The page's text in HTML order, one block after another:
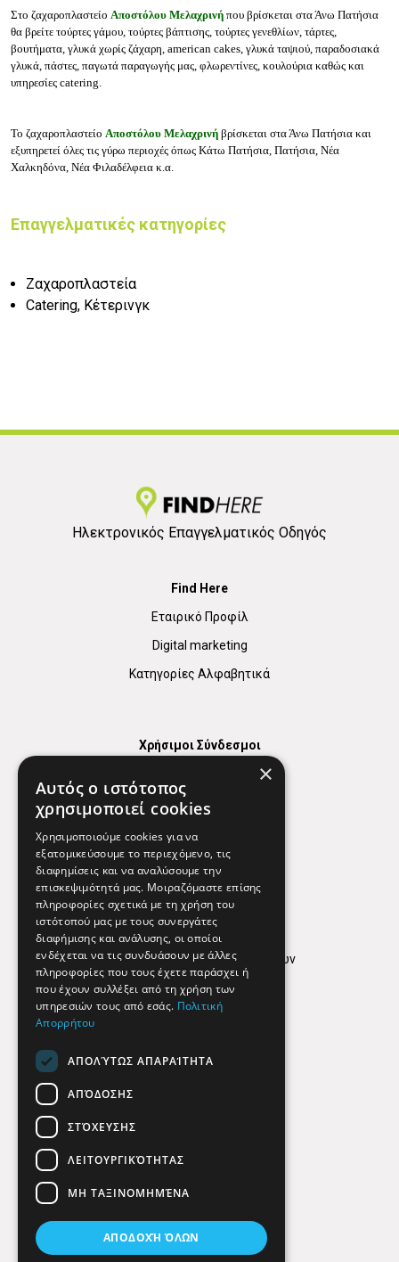
Στο ζαχαροπλαστείο Αποστόλου Μελαχρινή που βρίσκεται στα Άνω Πατήσια
θα βρείτε τούρτες γάμου, τούρτες βάπτισης, τούρτες γενεθλίων, τάρτες,
βουτήματα, γλυκά χωρίς ζάχαρη, american cakes, γλυκά ταψιού, παραδοσιακά
γλυκά, πάστες, παγωτά παραγωγής μας, φλωρεντίνες, κουλούρια καθώς και
υπηρεσίες catering.
Το ζαχαροπλαστείο Αποστόλου Μελαχρινή βρίσκεται στα Άνω Πατήσια και
εξυπηρετεί όλες τις γύρω περιοχές όπως Κάτω Πατήσια, Πατήσια, Νέα
Χαλκηδόνα, Νέα Φιλαδέλφεια κ.α.
Επαγγελματικές κατηγορίες
Ζαχαροπλαστεία
Catering, Κέτερινγκ
Ηλεκτρονικός Επαγγελματικός Οδηγός
Find Here
Εταιρικό Προφίλ
Digital marketing
Κατηγορίες Αλφαβητικά
Χρήσιμοι Σύνδεσμοι
Χρήσιμα Τηλέφωνα
Εφημερεύοντα Φαρμακεία
Απόρρητο
Όροι Χρήσης
Πολιτική προστασίας δεδομένων
Findhere
Social Media
×
Αυτός ο ιστότοπος
χρησιμοποιεί cookies
Χρησιμοποιούμε cookies για να
εξατομικεύσουμε το περιεχόμενο, τις
διαφημίσεις και να αναλύσουμε την
επισκεψιμότητά μας. Μοιραζόμαστε επίσης
πληροφορίες σχετικά με τη χρήση του
ιστότοπού μας με τους συνεργάτες
διαφήμισης και ανάλυσης, οι οποίοι
ενδέχεται να τις συνδυάσουν με άλλες
πληροφορίες που τους έχετε παράσχει ή
που έχουν συλλέξει από τη χρήση των
υπηρεσιών τους από εσάς. Πολιτική
Απορρήτου
ΑΠΟΛΎΤΩΣ ΑΠΑΡΑΊΤΗΤΑ
ΑΠΌΔΟΣΗΣ
ΣΤΌΧΕΥΣΗΣ
ΛΕΙΤΟΥΡΓΙΚΌΤΗΤΑΣ
ΜΗ ΤΑΞΙΝΟΜΗΜΈΝΑ
ΑΠΟΔΟΧΉ ΌΛΩΝ